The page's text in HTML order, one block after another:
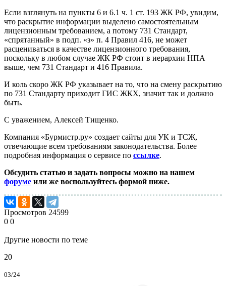
Если взглянуть на пункты 6 и 6.1 ч. 1 ст. 193 ЖК РФ, увидим,
что раскрытие информации выделено самостоятельным
лицензионным требованием, а потому 731 Стандарт,
«спрятанный» в подп. «з» п. 4 Правил 416, не может
расцениваться в качестве лицензионного требования,
поскольку в любом случае ЖК РФ стоит в иерархии НПА
выше, чем 731 Стандарт и 416 Правила.
И коль скоро ЖК РФ указывает на то, что на смену раскрытию
по 731 Стандарту приходит ГИС ЖКХ, значит так и должно
быть.
С уважением, Алексей Тищенко.
Компания «Бурмистр.ру» создает сайты для УК и ТСЖ,
отвечающие всем требованиям законодательства. Более
подробная информация о сервисе по ссылке.
Обсудить статью и задать вопросы можно на нашем
форуме или же воспользуйтесь формой ниже.
Просмотров 24599
0 0
Другие новости по теме
20
03/24